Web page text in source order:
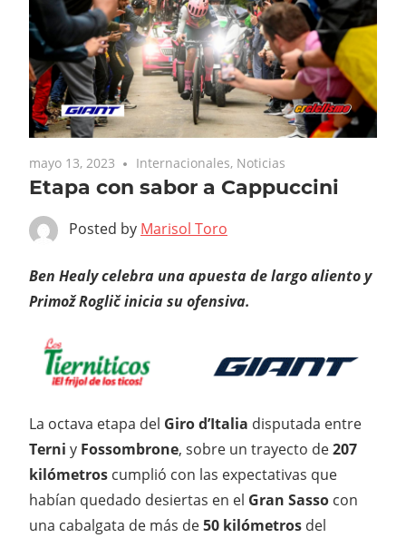
mayo 13, 2023 Internacionales, Noticias
Etapa con sabor a Cappuccini
Posted by Marisol Toro
Ben Healy celebra una apuesta de largo aliento y
Primož Roglič inicia su ofensiva.
La octava etapa del Giro d’Italia disputada entre
Terni y Fossombrone, sobre un trayecto de207
kilómetros cumplió con las expectativas que
habían quedado desiertas en el Gran Sasso con
una cabalgata de más de50 kilómetros del